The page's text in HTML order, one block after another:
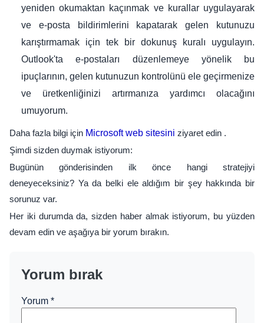
yeniden okumaktan kaçınmak ve kurallar uygulayarak
ve e-posta bildirimlerini kapatarak gelen kutunuzu
karıştırmamak için tek bir dokunuş kuralı uygulayın.
Outlook'ta e-postaları düzenlemeye yönelik bu
ipuçlarının, gelen kutunuzun kontrolünü ele geçirmenize
ve üretkenliğinizi artırmanıza yardımcı olacağını
umuyorum.
Daha fazla bilgi için Microsoft web sitesini ziyaret edin .
Şimdi sizden duymak istiyorum:
Bugünün gönderisinden ilk önce hangi stratejiyi
deneyeceksiniz? Ya da belki ele aldığım bir şey hakkında bir
sorunuz var.
Her iki durumda da, sizden haber almak istiyorum, bu yüzden
devam edin ve aşağıya bir yorum bırakın.
Yorum bırak
Yorum *